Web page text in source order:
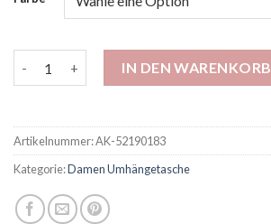
IN DEN WARENKORB
Artikelnummer:AK-52190183
Kategorie:Damen Umhängetasche